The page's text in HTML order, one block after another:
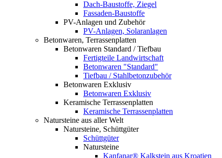
Dach-Baustoffe, Ziegel
Fassaden-Baustoffe
PV-Anlagen und Zubehör
PV-Anlagen, Solaranlagen
Betonwaren, Terrassenplatten
Betonwaren Standard / Tiefbau
Fertigteile Landwirtschaft
Betonwaren "Standard"
Tiefbau / Stahlbetonzubehör
Betonwaren Exklusiv
Betonwaren Exklusiv
Keramische Terrassenplatten
Keramische Terrassenplatten
Natursteine aus aller Welt
Natursteine, Schüttgüter
Schüttgüter
Natursteine
Kanfanar® Kalkstein aus Kroatien